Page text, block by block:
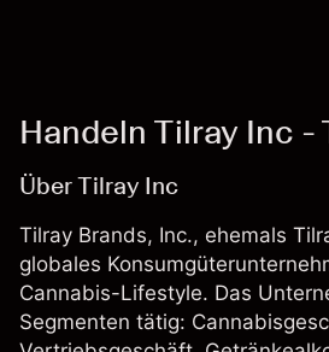
Handeln Tilray Inc -
Über Tilray Inc
Tilray Brands, Inc., ehemals
globales
Cannabis-Lifestyle. Das
Segmenten tätig: